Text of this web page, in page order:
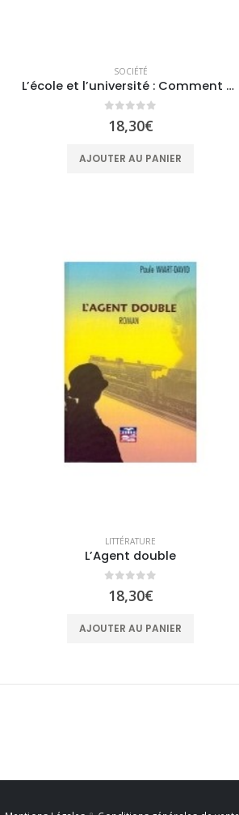
SOCIÉTÉ
L’école et l’université : Comment sortir de l’échec ? Simplifier, économiser
18,30€
AJOUTER AU PANIER
LITTÉRATURE
L’Agent double
18,30€
AJOUTER AU PANIER